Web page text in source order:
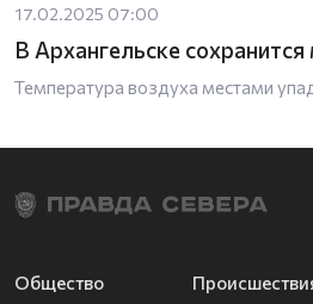
17.02.2025 07:00
В Архангельске
Температура воздуха местами
Общество